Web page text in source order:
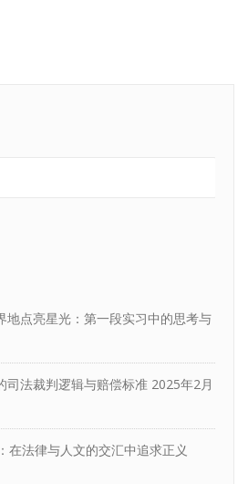
地点亮星光：第一段实习中的思考与
司法裁判逻辑与赔偿标准 2025年2月
在法律与人文的交汇中追求正义